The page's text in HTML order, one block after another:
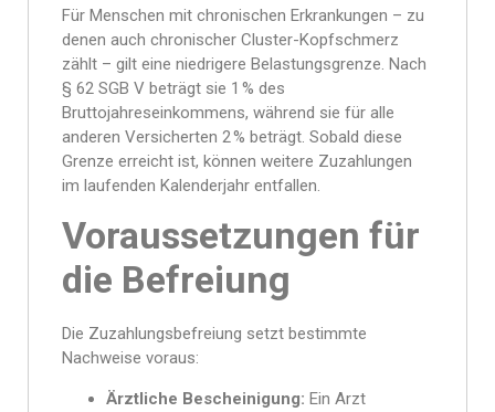
Für Menschen mit chronischen Erkrankungen – zu
denen auch chronischer Cluster-Kopfschmerz
zählt – gilt eine niedrigere Belastungsgrenze. Nach
§ 62 SGB V beträgt sie 1 % des
Bruttojahreseinkommens, während sie für alle
anderen Versicherten 2 % beträgt. Sobald diese
Grenze erreicht ist, können weitere Zuzahlungen
im laufenden Kalenderjahr entfallen.
Voraussetzungen für
die Befreiung
Die Zuzahlungsbefreiung setzt bestimmte
Nachweise voraus:
Ärztliche Bescheinigung: Ein Arzt